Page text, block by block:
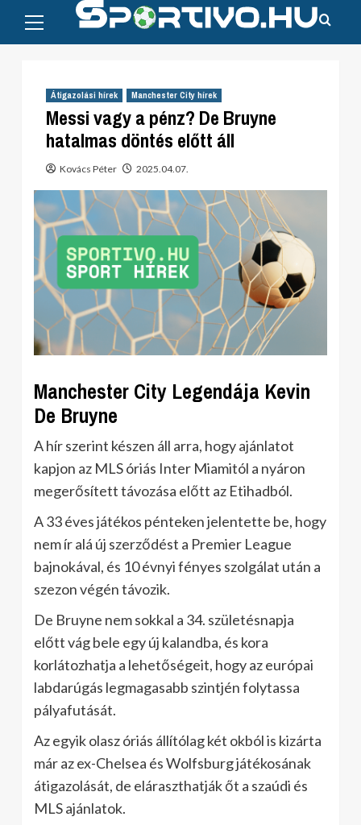
content
Menu
Átigazolási hírek Manchester City hírek
Messi vagy a pénz? De Bruyne
hatalmas döntés előtt áll
Kovács Péter 2025.04.07.
Manchester City Legendája Kevin
De Bruyne
A hír szerint készen áll arra, hogy ajánlatot
kapjon az MLS óriás Inter Miamitól a nyáron
megerősített távozása előtt az Etihadból.
A 33 éves játékos pénteken jelentette be, hogy
nem ír alá új szerződést a Premier League
bajnokával, és 10 évnyi fényes szolgálat után a
szezon végén távozik.
De Bruyne nem sokkal a 34. születésnapja
előtt vág bele egy új kalandba, és kora
korlátozhatja a lehetőségeit, hogy az európai
labdarúgás legmagasabb szintjén folytassa
pályafutását.
Az egyik olasz óriás állítólag két okból is kizárta
már az ex-Chelsea és Wolfsburg játékosának
átigazolását, de eláraszthatják őt a szaúdi és
MLS ajánlatok.